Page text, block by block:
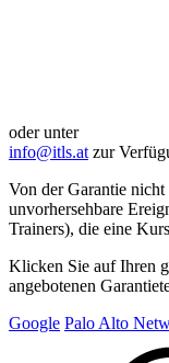
oder unter
info@itls.at zur
Von der Garantie
unvorhersehbare
Trainers), die eine
Klicken Sie auf Ihren
angebotenen
Google Palo Alto